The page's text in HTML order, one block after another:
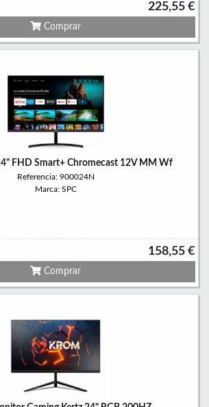
225,55 €
Comprar
FHD Smart+ Chromecast 12V MM Wf
Referencia: 900024N
Marca: SPC
158,55 €
Comprar